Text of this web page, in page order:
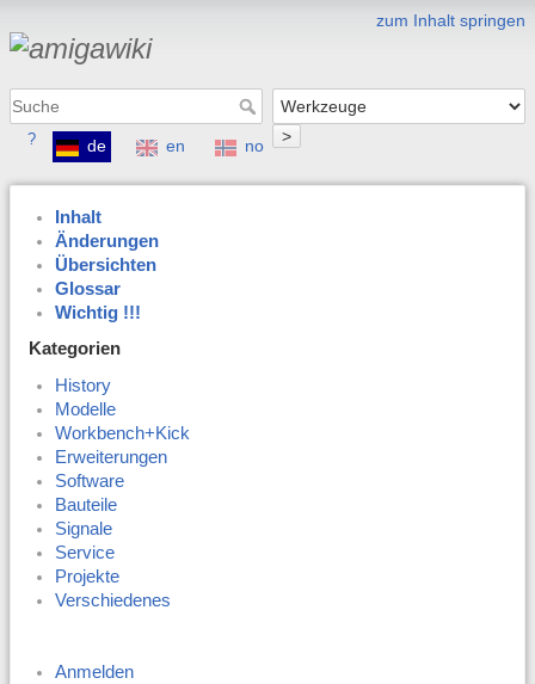
zum Inhalt springen
>
? de en no
Inhalt
Änderungen
Übersichten
Glossar
Wichtig !!!
Kategorien
History
Modelle
Workbench+Kick
Erweiterungen
Software
Bauteile
Signale
Service
Projekte
Verschiedenes
Anmelden